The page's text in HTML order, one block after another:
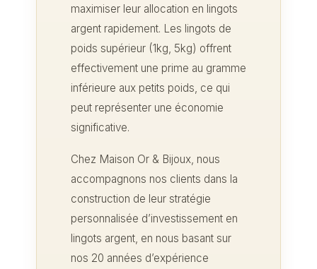
maximiser leur allocation en lingots
argent rapidement. Les lingots de
poids supérieur (1kg, 5kg) offrent
effectivement une prime au gramme
inférieure aux petits poids, ce qui
peut représenter une économie
significative.
Chez Maison Or & Bijoux, nous
accompagnons nos clients dans la
construction de leur stratégie
personnalisée d’investissement en
lingots argent, en nous basant sur
nos 20 années d’expérience